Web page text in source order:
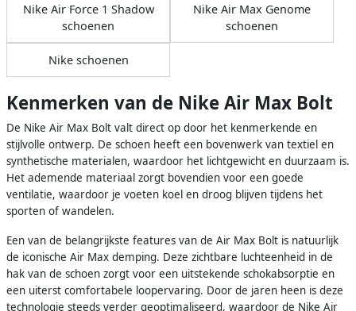
Nike Air Force 1 Shadow
schoenen
Nike Air Max Genome
schoenen
Nike schoenen
Kenmerken van de Nike Air Max Bolt
De Nike Air Max Bolt valt direct op door het kenmerkende en
stijlvolle ontwerp. De schoen heeft een bovenwerk van textiel en
synthetische materialen, waardoor het lichtgewicht en duurzaam is.
Het ademende materiaal zorgt bovendien voor een goede
ventilatie, waardoor je voeten koel en droog blijven tijdens het
sporten of wandelen.
Een van de belangrijkste features van de Air Max Bolt is natuurlijk
de iconische Air Max demping. Deze zichtbare luchteenheid in de
hak van de schoen zorgt voor een uitstekende schokabsorptie en
een uiterst comfortabele loopervaring. Door de jaren heen is deze
technologie steeds verder geoptimaliseerd, waardoor de Nike Air